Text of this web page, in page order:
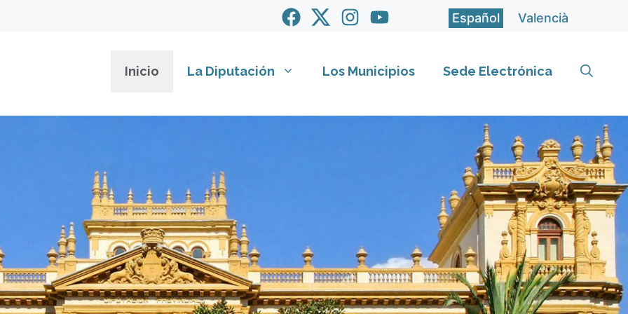
Español Valencià
Inicio La Diputación Los Municipios Sede Electrónica